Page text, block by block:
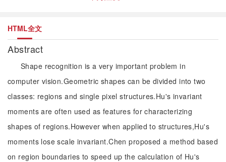
HTML全文
Abstract
Shape recognition is a very important problem in
computer vision.Geometric shapes can be divided into two
classes: regions and single pixel structures.Hu's invariant
moments are often used as features for characterizing
shapes of regions.However when applied to structures,Hu's
moments lose scale invariant.Chen proposed a method based
on region boundaries to speed up the calculation of Hu's